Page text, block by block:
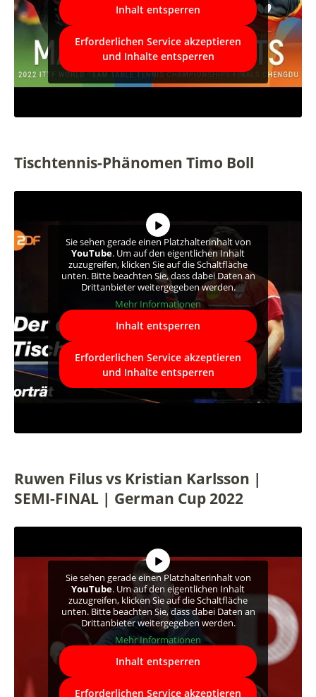
Inhalt entsperren
Erforderlichen Service akzeptieren
und Inhalte entsperren
Tischtennis-Phänomen Timo Boll
Sie sehen gerade einen Platzhalterinhalt von
YouTube. Um auf den eigentlichen Inhalt
zuzugreifen, klicken Sie auf die Schaltfläche
unten. Bitte beachten Sie, dass dabei Daten an
Drittanbieter weitergegeben werden.
Mehr Informationen
Inhalt entsperren
Erforderlichen Service akzeptieren
und Inhalte entsperren
Ruwen Filus vs Kristian Karlsson |
SEMI-FINAL | German Cup 2022
Sie sehen gerade einen Platzhalterinhalt von
YouTube. Um auf den eigentlichen Inhalt
zuzugreifen, klicken Sie auf die Schaltfläche
unten. Bitte beachten Sie, dass dabei Daten an
Drittanbieter weitergegeben werden.
Mehr Informationen
Inhalt entsperren
Erforderlichen Service akzeptieren